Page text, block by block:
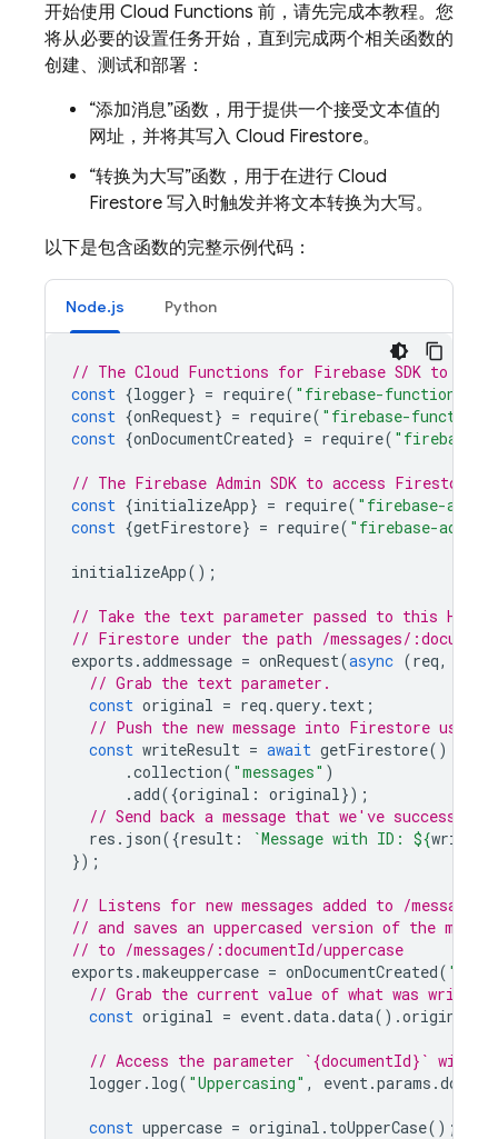
开始使用 Cloud Functions 前，请先完成本教程。您
将从必要的设置任务开始，直到完成两个相关函数的
创建、测试和部署：
“添加消息”函数，用于提供一个接受文本值的
网址，并将其写入 Cloud Firestore。
“转换为大写”函数，用于在进行 Cloud
Firestore 写入时触发并将文本转换为大写。
以下是包含函数的完整示例代码：
Node.js Python
// The Cloud Functions for Firebase SDK to
const {logger} = require( "firebase-functions"
const {onRequest} = require( "firebase-
const {onDocumentCreated} = require( "firebase-
// The Firebase Admin SDK to access Firestore.
const {initializeApp} = require( "firebase-
const {getFirestore} = require( "firebase-
initializeApp();
// Take the text parameter passed to this
// Firestore under the path /messages/
exports .addmessage = onRequest(async (req,
// Grab the text parameter.
const original = req .query. text ;
// Push the new message into Firestore using
const writeResult = await getFirestore()
.collection( "messages" )
.add({original : original});
// Send back a message that we've
res . json({result : `Message with ID: ${
});
// Listens for new messages added to /
// and saves an uppercased version of the
// to /messages/:documentId/uppercase
exports .makeuppercase = onDocumentCreated( "/
// Grab the current value of what was
const original = event.data.data().original
// Access the parameter `{documentId}` with
logger . log( "Uppercasing" , event.params .
const uppercase = original . toUpperCase();